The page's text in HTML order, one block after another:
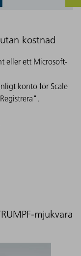
kostnad
eller ett Microsoft-
konto för Scale
mjukvara